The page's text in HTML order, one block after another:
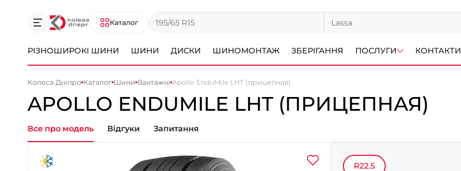
Каталог
РІЗНОШИРОКІ ШИНИ ШИНИ ДИСКИ ШИНОМОНТАЖ ЗБЕРІГАННЯ ПОСЛУГИ КОНТАКТИ
Колеса Дніпро Каталог Шини Вантажні Apollo EnduMile LHT (прицепная)
APOLLO ENDUMILE LHT (ПРИЦЕПНАЯ)
Все про модель Відгуки Запитання
R22.5